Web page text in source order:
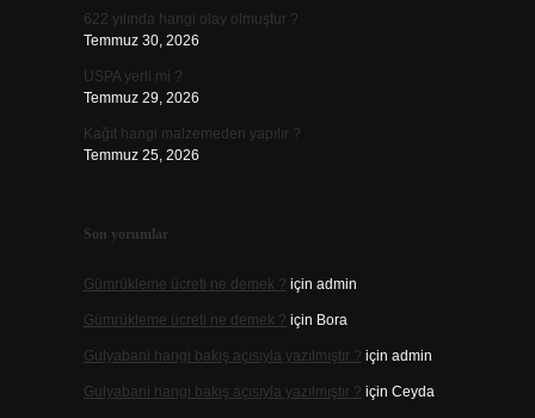
622 yılında hangi olay olmuştur ?
Temmuz 30, 2026
USPA yerli mi ?
Temmuz 29, 2026
Kağıt hangi malzemeden yapılır ?
Temmuz 25, 2026
Son yorumlar
Gümrükleme ücreti ne demek ? için admin
Gümrükleme ücreti ne demek ? için Bora
Gulyabani hangi bakış açısıyla yazılmıştır ? için admin
Gulyabani hangi bakış açısıyla yazılmıştır ? için Ceyda